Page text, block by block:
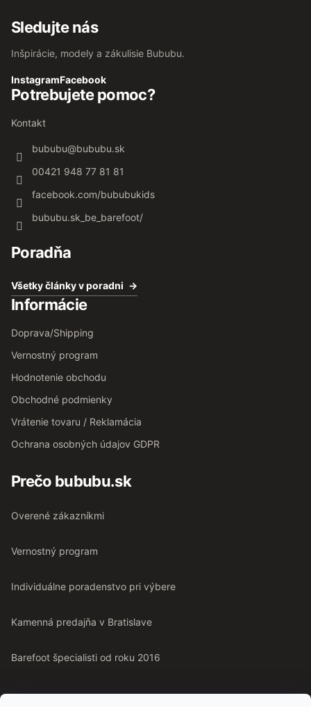
Sledujte nás
Inšpirácie, modely a zákulisie Bububu.
InstagramFacebook
Potrebujete pomoc?
Kontakt
bububu@bububu.sk
00421 948 77 81 81
facebook.com/bububukids
bububu.sk_be_barefoot/
Poradňa
Všetky články v poradni
Informácie
Doprava/Shipping
Vernostný program
Hodnotenie obchodu
Obchodné podmienky
Vrátenie tovaru / Reklamácia
Ochrana osobných údajov GDPR
Prečo bububu.sk
Overené zákazníkmi
Vernostný program
Individuálne poradenstvo pri výbere
Kamenná predajňa v Bratislave
Barefoot špecialisti od roku 2016